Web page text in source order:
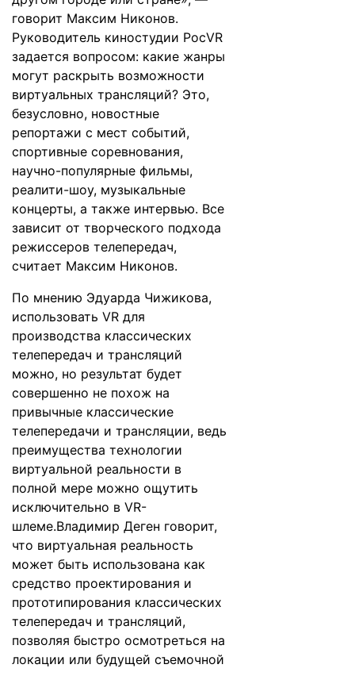
говорит Максим Никонов.
Руководитель киностудии РосVR
задается вопросом: какие жанры
могут раскрыть возможности
виртуальных трансляций? Это,
безусловно, новостные
репортажи с мест событий,
спортивные соревнования,
научно-популярные фильмы,
реалити-шоу, музыкальные
концерты, а также интервью. Все
зависит от творческого подхода
режиссеров телепередач,
считает Максим Никонов.
По мнению Эдуарда Чижикова,
использовать VR для
производства классических
телепередач и трансляций
можно, но результат будет
совершенно не похож на
привычные классические
телепередачи и трансляции, ведь
преимущества технологии
виртуальной реальности в
полной мере можно ощутить
исключительно в VR-
шлеме.Владимир Деген говорит,
что виртуальная реальность
может быть использована как
средство проектирования и
прототипирования классических
телепередач и трансляций,
позволяя быстро осмотреться на
локации или будущей съемочной